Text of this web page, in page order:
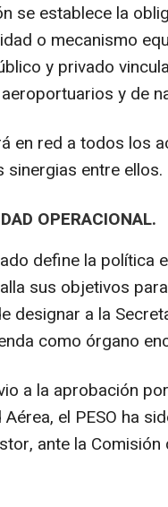
se establece la
o mecanismo
y privado
y de
en red a todos los
sinergias entre ellos.
OPERACIONAL.
define la política
sus objetivos
designar a la
como órgano
a la aprobación
el PESO ha
ante la